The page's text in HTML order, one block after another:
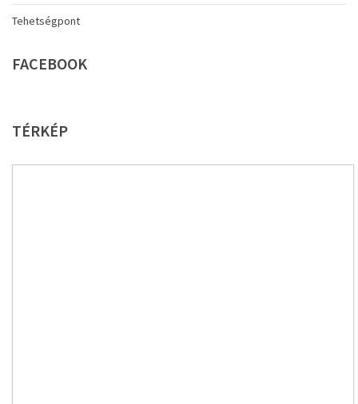
Tehetségpont
FACEBOOK
TÉRKÉP